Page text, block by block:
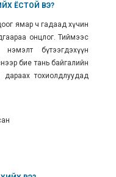
ЁСТОЙ ВЭ?
ямар ч гадаад хүчин
онцлог. Тиймээс
бүтээгдэхүүн
бие тань байгалийн
тохиолдлуудад